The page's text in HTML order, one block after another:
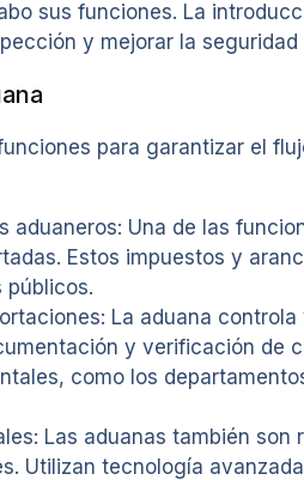
sus funciones. La
y mejorar la
para garantizar el
aduaneros: Una de las
Estos impuestos y
públicos.
La aduana
y verificación de
como los
Las aduanas también
Utilizan tecnología